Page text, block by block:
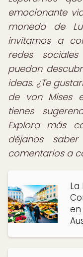
emocionante
moneda de
invitamos a
redes
puedan
ideas. ¿Te
de von Mises
tienes
Explora más
déjanos
comentarios a
en